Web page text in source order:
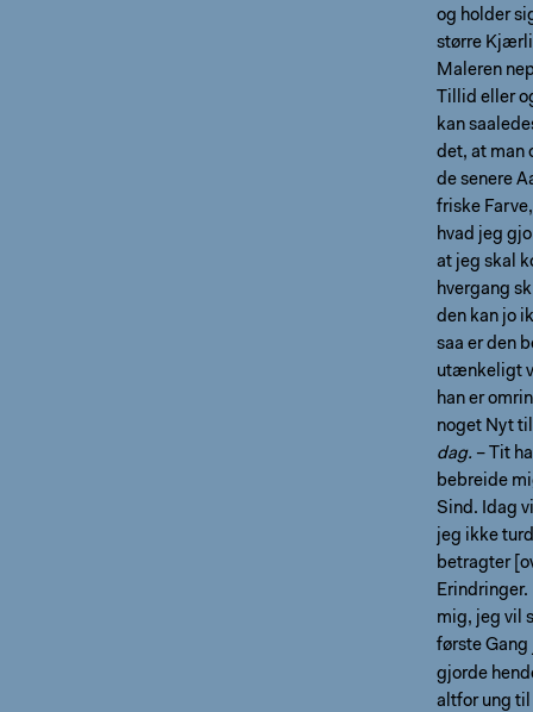
og holder
større
Maleren
Tillid eller
kan
det, at man
de senere
friske
hvad jeg
at jeg skal
hvergang
den kan jo
saa er den
utænkeligt
han er
noget Nyt
dag. – Tit
bebreide
Sind. Idag
jeg ikke
betragter
Erindringer.
mig, jeg vil
første
gjorde
altfor ung